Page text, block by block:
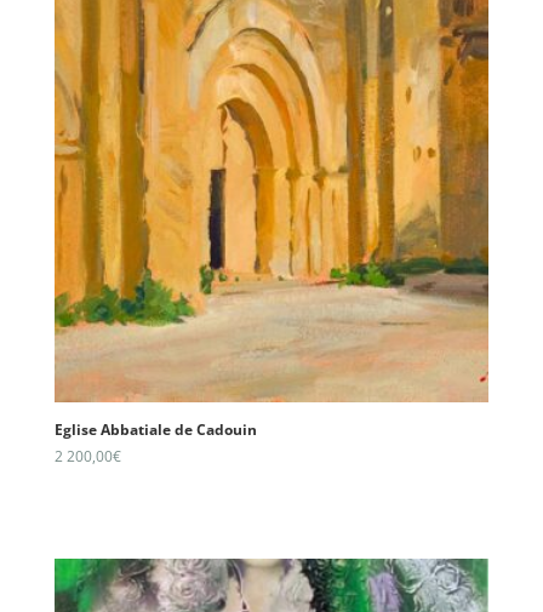
Eglise Abbatiale de Cadouin
2 200,00€